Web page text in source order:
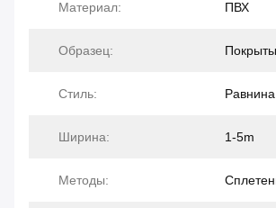
Материал: ПВХ
Образец:
Стиль: Равнина
Ширина: 1-5m
Методы: